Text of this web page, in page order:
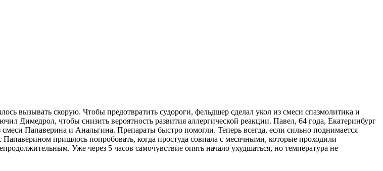
вызывать скорую. Чтобы предотвратить судороги, фельдшер сделал укол из смеси спазмолитика и
Димедрол, чтобы снизить вероятность развития аллергической реакции. Павел, 64 года, Екатеринбург
Папаверина и Анальгина. Препараты быстро помогли. Теперь всегда, если сильно поднимается
пришлось попробовать, когда простуда совпала с месячными, которые проходили
Уже через 5 часов самочувствие опять начало ухудшаться, но температура не